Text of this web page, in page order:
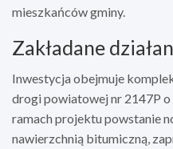
mieszkańców gminy.
Zakładane
Inwestycja obejmuje
drogi powiatowej nr 2147P o
ramach projektu powstanie
nawierzchnią bitumiczną,